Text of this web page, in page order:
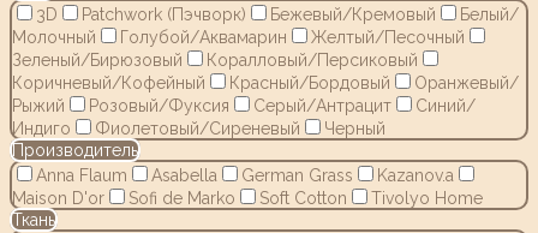
3D
Patchwork (Пэчворк) Бежевый/Кремовый
Белый/
Молочный
Голубой/Аквамарин
Желтый/Песочный
Зеленый/Бирюзовый
Коралловый/Персиковый
Коричневый/Кофейный
Красный/Бордовый
Оранжевый/
Рыжий
Розовый/Фуксия Серый/Антрацит
Синий/
Индиго
Фиолетовый/Сиреневый
Черный
Производитель
Anna Flaum
Asabella German Grass
Kazanov.a
Maison D'or
Sofi de Marko Soft Cotton
Tivolyo Home
Ткань